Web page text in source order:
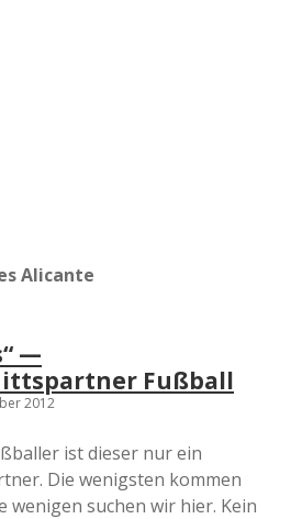
Alicante
—
Fußball
2012
ist dieser nur ein
Die wenigsten kommen
wenigen suchen wir hier. Kein